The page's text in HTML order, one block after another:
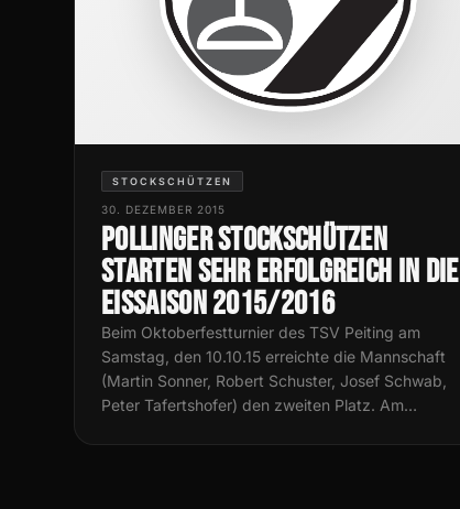
STOCKSCHÜTZEN
30. DEZEMBER 2015
Pollinger Stockschützen
starten sehr erfolgreich in die
Eissaison 2015/2016
Beim Oktoberfestturnier des TSV Peiting am
Samstag, den 10.10.15 erreichte die Mannschaft
(Martin Sonner, Robert Schuster, Josef Schwab,
Peter Tafertshofer) den zweiten Platz. Am…